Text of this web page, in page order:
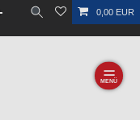
0,00 EUR
☰